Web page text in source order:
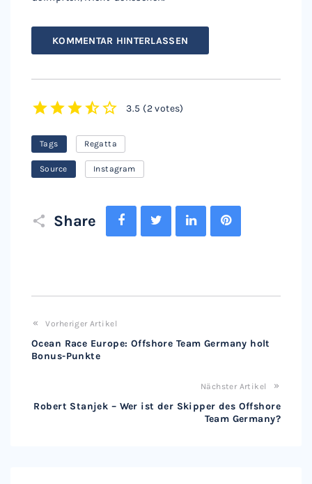
KOMMENTAR HINTERLASSEN
3.5 (2 votes)
Tags Regatta
Source Instagram
Share
FacebookTwitter LinkedIn
Vorheriger Artikel
Ocean Race Europe: Offshore Team Germany holt
Bonus-Punkte
Nächster Artikel
Robert Stanjek – Wer ist der Skipper des Offshore
Team Germany?